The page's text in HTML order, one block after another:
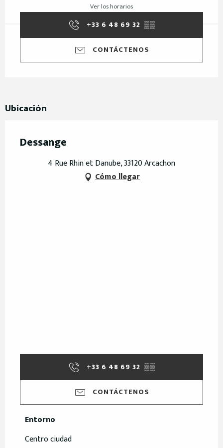
Ver los horarios
+33 6 48 69 32 ▒▒
CONTÁCTENOS
Ubicación
Dessange
4 Rue Rhin et Danube, 33120 Arcachon
Cómo llegar
+33 6 48 69 32 ▒▒
CONTÁCTENOS
Entorno
Entorno
Centro ciudad